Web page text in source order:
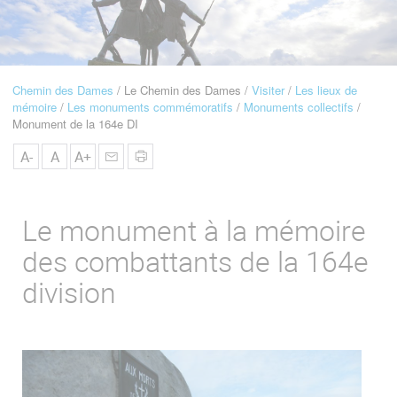
Navigation
Fil
d'Ariane
Chemin des Dames Le Chemin des Dames Visiter
Les lieux de
mémoire
Les monuments commémoratifs
Monuments collectifs
Monument de la 164e DI
A- A A+
Le monument à la mémoire
des combattants de la 164e
division